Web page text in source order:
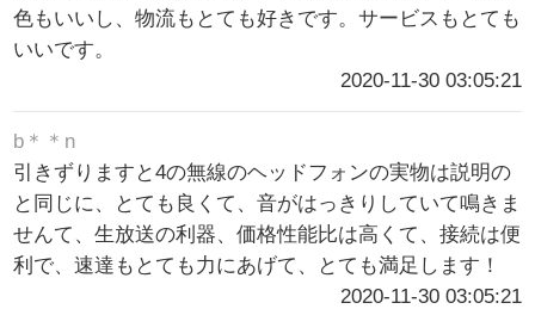
色もいいし、物流もとても好きです。サービスもとても
いいです。
2020-11-30 03:05:21
b＊＊n
引きずりますと4の無線のヘッドフォンの実物は説明の
と同じに、とても良くて、音がはっきりしていて鳴きま
せんて、生放送の利器、価格性能比は高くて、接続は便
利で、速達もとても力にあげて、とても満足します！
2020-11-30 03:05:21